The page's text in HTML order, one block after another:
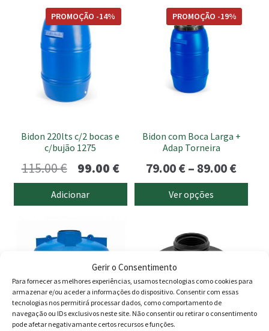
Gerir o Consentimento
Para fornecer as melhores experiências, usamos tecnologias como cookies para
armazenar e/ou aceder a informações do dispositivo. Consentir com essas
tecnologias nos permitirá processar dados, como comportamento de
navegação ou IDs exclusivos neste site. Não consentir ou retirar o consentimento
pode afetar negativamante certos recursos e funções.
Bidon 220lts c/2 bocas e
c/bujão 1275
PROMOÇÃO -14%
115.00€
preço
original
era:
115.00 €.
99.00 €O
preço
atual
99.00 €.
Adicionar
Bidon com Boca Larga +
Adap Torneira
PROMOÇÃO -19%
79.00€– 89.00€Price
79.00
Ver opções
multiple
chosen
the
page
product
variants.
The
options
may
multiple
variants.
The
options
may